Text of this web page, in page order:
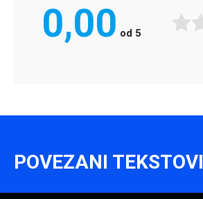
0,00 od 5
POVEZANI TEKSTOVI